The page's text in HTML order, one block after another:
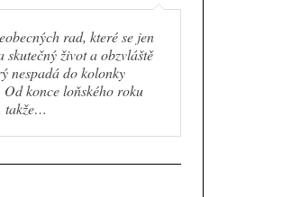
rad, které se jen
skutečný život a obzvláště
nespadá do kolonky
Od konce loňského roku
takže…